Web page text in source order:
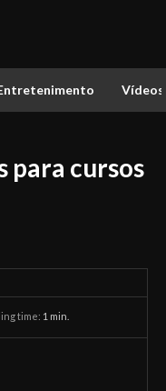
Vídeos
para cursos
time: 1 min.